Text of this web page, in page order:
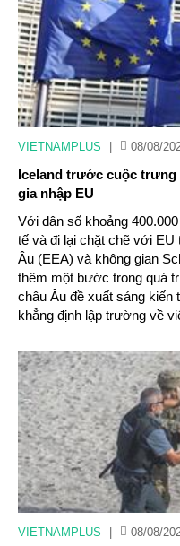
VIETNAMPLUS 08/08/
Iceland trước cuộc trưng
gia nhập EU
Với dân số khoảng
tế và đi lại chặt chẽ với
Âu (EEA) và không gian
thêm một bước trong quá
châu Âu đề xuất sáng kiến
khẳng định lập trường về
VIETNAMPLUS 08/08/